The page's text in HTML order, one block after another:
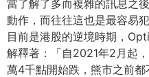
當了解了多而複雜的訊息之後
動作， 而往往這也是最容易
目前是港股的逆境時期，
解釋著：「自2021年2月起，
萬4千點開始跌， 熊市之前都